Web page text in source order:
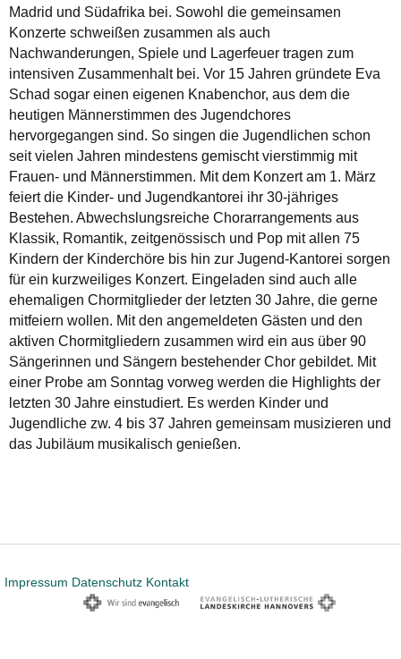
Madrid und Südafrika bei. Sowohl die gemeinsamen
Konzerte schweißen zusammen als auch
Nachwanderungen, Spiele und Lagerfeuer tragen zum
intensiven Zusammenhalt bei. Vor 15 Jahren gründete Eva
Schad sogar einen eigenen Knabenchor, aus dem die
heutigen Männerstimmen des Jugendchores
hervorgegangen sind. So singen die Jugendlichen schon
seit vielen Jahren mindestens gemischt vierstimmig mit
Frauen- und Männerstimmen. Mit dem Konzert am 1. März
feiert die Kinder- und Jugendkantorei ihr 30-jähriges
Bestehen. Abwechslungsreiche Chorarrangements aus
Klassik, Romantik, zeitgenössisch und Pop mit allen 75
Kindern der Kinderchöre bis hin zur Jugend-Kantorei sorgen
für ein kurzweiliges Konzert. Eingeladen sind auch alle
ehemaligen Chormitglieder der letzten 30 Jahre, die gerne
mitfeiern wollen. Mit den angemeldeten Gästen und den
aktiven Chormitgliedern zusammen wird ein aus über 90
Sängerinnen und Sängern bestehender Chor gebildet. Mit
einer Probe am Sonntag vorweg werden die Highlights der
letzten 30 Jahre einstudiert. Es werden Kinder und
Jugendliche zw. 4 bis 37 Jahren gemeinsam musizieren und
das Jubiläum musikalisch genießen.
Impressum Datenschutz Kontakt